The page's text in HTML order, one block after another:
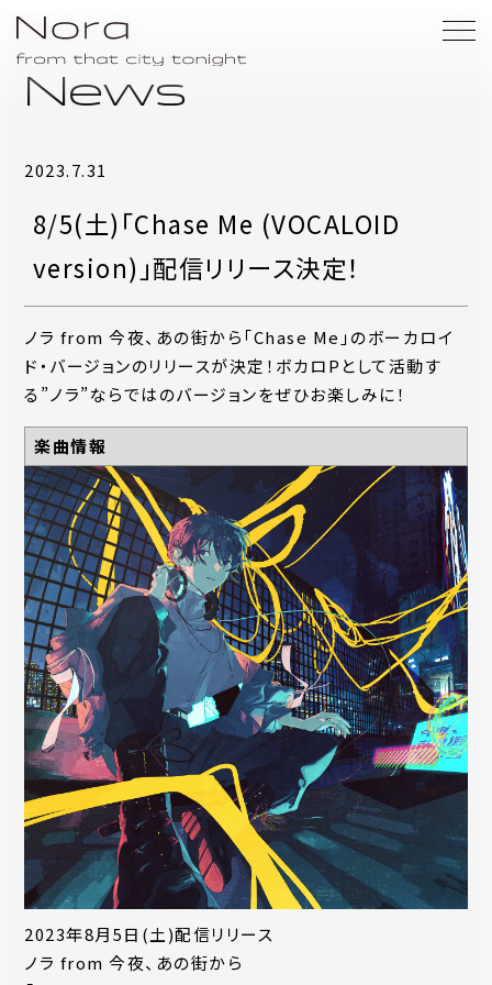
News
2023.7.31
8/5(土)「Chase Me (VOCALOID
version)」配信リリース決定！
ノラ from 今夜、あの街から「Chase Me」のボーカロイ
ド・バージョンのリリースが決定！ボカロPとして活動す
る”ノラ”ならではのバージョンをぜひお楽しみに！
楽曲情報
2023年8月5日(土)配信リリース
ノラ from 今夜、あの街から